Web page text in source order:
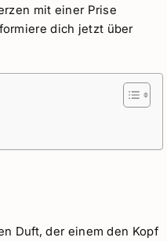
mit einer Prise
dich jetzt über
Duft, der einem den Kopf